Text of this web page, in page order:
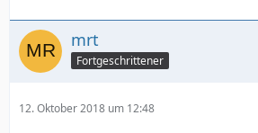
mrt
Fortgeschrittener
12. Oktober 2018 um 12:48